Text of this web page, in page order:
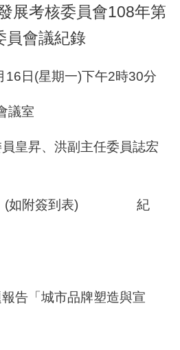
展考核委員會108年第
員會議紀錄
16日(星期一)下午2時30分
議室
皇昇、洪副主任委員誌宏
(如附簽到表) 紀
告「城市品牌塑造與宣